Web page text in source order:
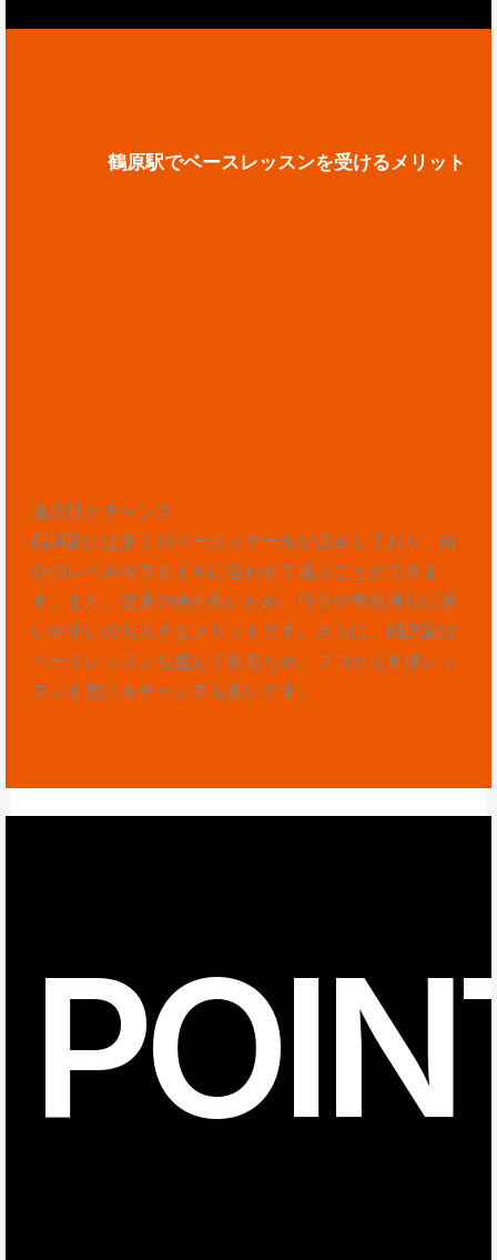
鶴原駅でベースレッスンを受けるメリット
選択肢とチャンス
鶴原駅には多くのベーススクールが点在しており、自
分のレベルやスタイルに合わせて選ぶことができま
す。また、交通の便が良いため、仕事や学校帰りに通
いやすいのも大きなメリットです。さらに、鶴原駅は
ベースレッスンも盛んであるため、プロから直接レッ
スンを受けるチャンスも多いです。